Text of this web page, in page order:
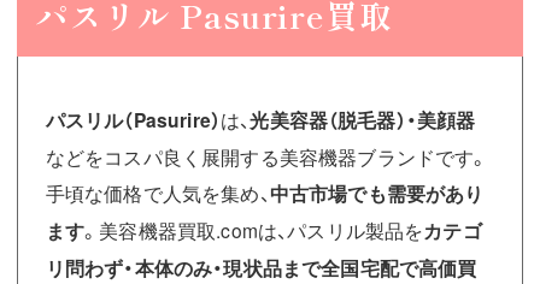
パスリル Pasurire買取
パスリル（Pasurire）は、光美容器（脱毛器）・美顔器
などをコスパ良く展開する美容機器ブランドです。
手頃な価格で人気を集め、 中古市場でも需要があり
ます。美容機器買取.comは、パスリル製品をカテゴ
リ問わず・本体のみ・現状品まで全国宅配で高価買